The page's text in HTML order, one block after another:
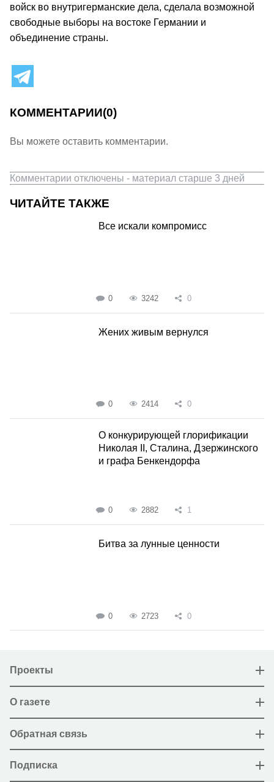
войск во внутригерманские дела, сделала возможной
свободные выборы на востоке Германии и
объединение страны.
КОММЕНТАРИИ(0)
Вы можете оставить комментарии.
Комментарии отключены - материал старше 3 дней
ЧИТАЙТЕ ТАКЖЕ
Все искали компромисс
0 3242 0
Жених живым вернулся
0 2414 0
О конкурирующей глорификации
Николая II, Сталина, Дзержинского
и графа Бенкендорфа
0 2882 1
Битва за лунные ценности
0 2723 0
Проекты
О газете
Обратная связь
Подписка